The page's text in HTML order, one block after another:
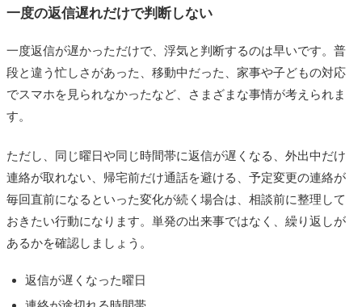
一度の返信遅れだけで判断しない
一度返信が遅かっただけで、浮気と判断するのは早いです。普
段と違う忙しさがあった、移動中だった、家事や子どもの対応
でスマホを見られなかったなど、さまざまな事情が考えられま
す。
ただし、同じ曜日や同じ時間帯に返信が遅くなる、外出中だけ
連絡が取れない、帰宅前だけ通話を避ける、予定変更の連絡が
毎回直前になるといった変化が続く場合は、相談前に整理して
おきたい行動になります。単発の出来事ではなく、繰り返しが
あるかを確認しましょう。
返信が遅くなった曜日